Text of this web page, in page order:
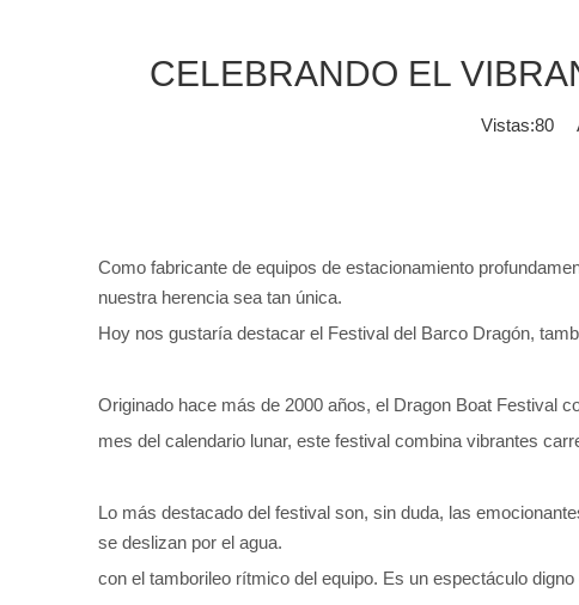
CELEBRANDO EL
Vistas:80
Como fabricante de equipos de estacionamiento
nuestra herencia sea tan única.
Hoy nos gustaría destacar el Festival del Barco Dragón,
Originado hace más de 2000 años, el Dragon Boat Festival
mes del calendario lunar, este festival combina vibrantes
Lo más destacado del festival son, sin duda, las
se deslizan por el agua.
con el tamborileo rítmico del equipo. Es un espectáculo